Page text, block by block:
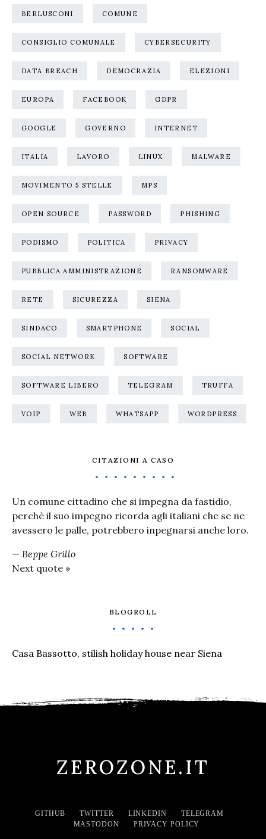
BERLUSCONI COMUNE
CONSIGLIO COMUNALE CYBERSECURITY
DATA BREACH DEMOCRAZIA ELEZIONI
EUROPA FACEBOOK GDPR
GOOGLE GOVERNO INTERNET
ITALIA LAVORO LINUX MALWARE
MOVIMENTO 5 STELLE MPS
OPEN SOURCE PASSWORD PHISHING
PODISMO POLITICA PRIVACY
PUBBLICA AMMINISTRAZIONE RANSOMWARE
RETE SICUREZZA SIENA
SINDACO SMARTPHONE SOCIAL
SOCIAL NETWORK SOFTWARE
SOFTWARE LIBERO TELEGRAM TRUFFA
VOIP WEB WHATSAPP WORDPRESS
CITAZIONI A CASO
Un comune cittadino che si impegna da fastidio,
perchè il suo impegno ricorda agli italiani che se ne
avessero le palle, potrebbero inpegnarsi anche loro.
— Beppe Grillo
Next quote »
BLOGROLL
Casa Bassotto, stilish holiday house near Siena
ZEROZONE.IT
GITHUB TWITTER LINKEDIN
TELEGRAM
MASTODON
PRIVACY POLICY